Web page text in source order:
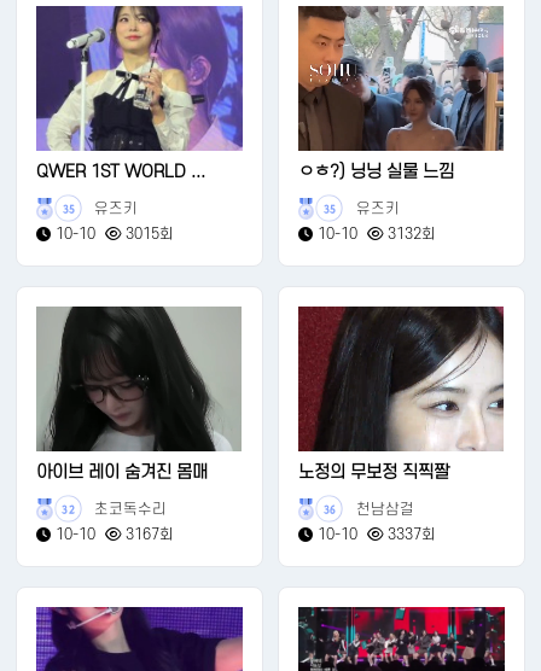
QWER 1ST WORLD ...
35
유즈키
10-10
3015회
ㅇㅎ?) 닝닝 실물 느낌
35
유즈키
10-10
3132회
아이브 레이 숨겨진 몸매
32
초코독수리
10-10
3167회
노정의 무보정 직찍짤
36
천남삼걸
10-10
3337회